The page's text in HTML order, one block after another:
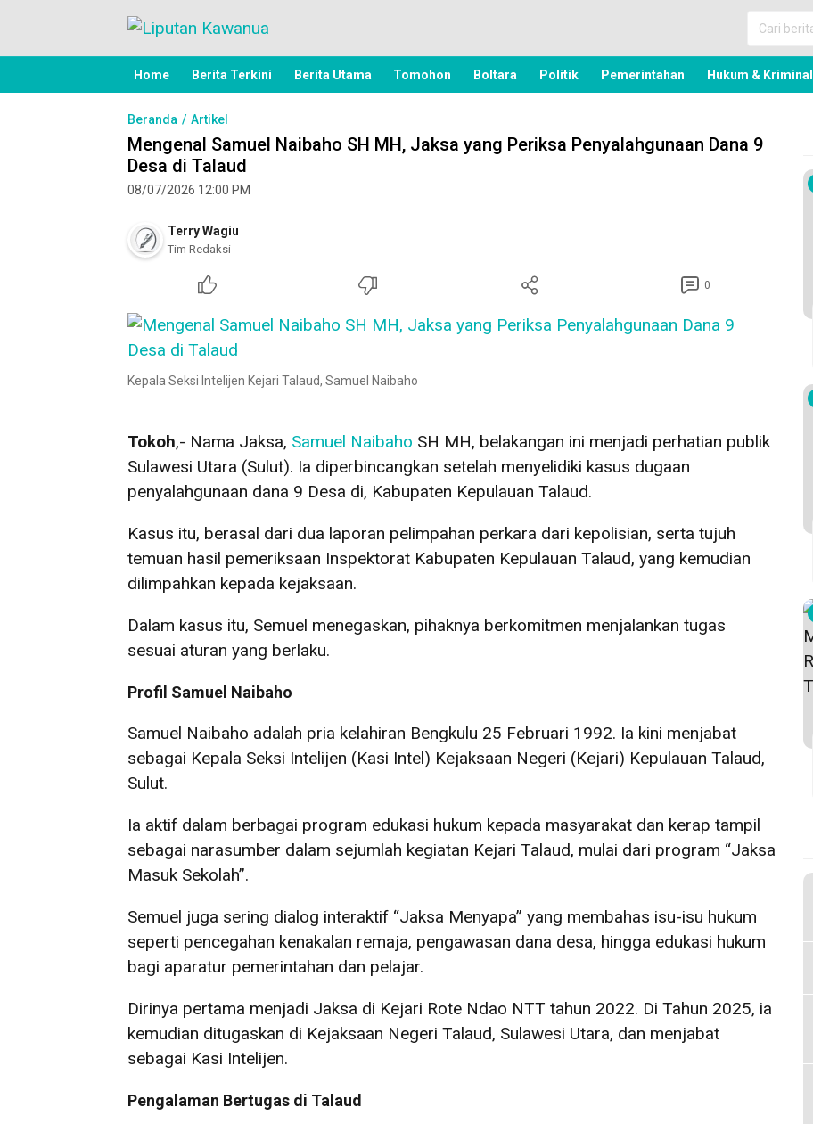
Liputan Kawanua
Berita Manado, Sulawesi Utara, Kawanua, Politik, Pemerintahan, Hukum Kriminal dan Nasional
Home Berita Terkini Berita Utama Tomohon Boltara Politik Pemerintahan Hukum & Kriminal
Beranda Artikel
Mengenal Samuel Naibaho SH MH, Jaksa yang Periksa Penyalahgunaan Dana 9
Desa di Talaud
08/07/2026 12:00 PM
Terry Wagiu
Tim Redaksi
0
Kepala Seksi Intelijen Kejari Talaud, Samuel Naibaho
Tokoh,- Nama Jaksa, Samuel Naibaho SH MH, belakangan ini menjadi perhatian publik
Sulawesi Utara (Sulut). Ia diperbincangkan setelah menyelidiki kasus dugaan
penyalahgunaan dana 9 Desa di, Kabupaten Kepulauan Talaud.
Kasus itu, berasal dari dua laporan pelimpahan perkara dari kepolisian, serta tujuh
temuan hasil pemeriksaan Inspektorat Kabupaten Kepulauan Talaud, yang kemudian
dilimpahkan kepada kejaksaan.
Dalam kasus itu, Semuel menegaskan, pihaknya berkomitmen menjalankan tugas
sesuai aturan yang berlaku.
Profil Samuel Naibaho
Samuel Naibaho adalah pria kelahiran Bengkulu 25 Februari 1992. Ia kini menjabat
sebagai Kepala Seksi Intelijen (Kasi Intel) Kejaksaan Negeri (Kejari) Kepulauan Talaud,
Sulut.
Ia aktif dalam berbagai program edukasi hukum kepada masyarakat dan kerap tampil
sebagai narasumber dalam sejumlah kegiatan Kejari Talaud, mulai dari program “Jaksa
Masuk Sekolah”.
Semuel juga sering dialog interaktif “Jaksa Menyapa” yang membahas isu-isu hukum
seperti pencegahan kenakalan remaja, pengawasan dana desa, hingga edukasi hukum
bagi aparatur pemerintahan dan pelajar.
Dirinya pertama menjadi Jaksa di Kejari Rote Ndao NTT tahun 2022. Di Tahun 2025, ia
kemudian ditugaskan di Kejaksaan Negeri Talaud, Sulawesi Utara, dan menjabat
sebagai Kasi Intelijen.
Pengalaman Bertugas di Talaud